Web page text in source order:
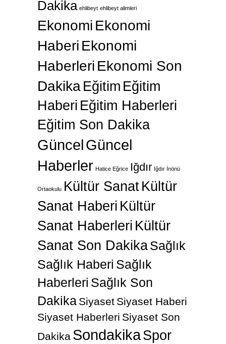
Dakika ehlibeyt ehlibeyt alimleri
Ekonomi Ekonomi
Haberi Ekonomi
Haberleri Ekonomi Son
Dakika Eğitim Eğitim
Haberi Eğitim Haberleri
Eğitim Son Dakika
GüncelGüncel
Haberler Hatice Eğrice Iğdır Iğdır İnönü
Ortaokulu Kültür SanatKültür
Sanat Haberi Kültür
Sanat Haberleri Kültür
Sanat Son DakikaSağlık
Sağlık Haberi Sağlık
Haberleri Sağlık Son
Dakika Siyaset Siyaset Haberi
Siyaset Haberleri Siyaset Son
Dakika SondakikaSpor